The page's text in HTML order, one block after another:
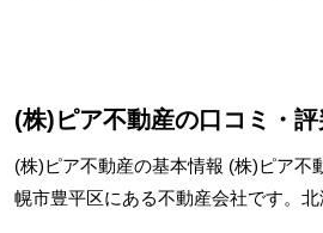
(株)ピア不動産の口コミ・
(株)ピア不動産の基本情報 (株)ピア不
幌市豊平区にある不動産会社です。